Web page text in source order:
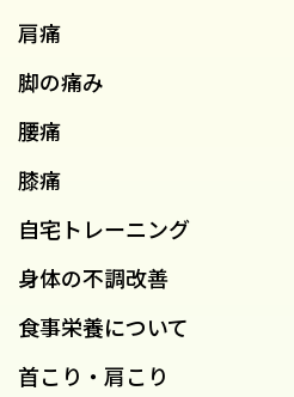
肩痛
脚の痛み
腰痛
膝痛
自宅トレーニング
身体の不調改善
食事栄養について
首こり・肩こり